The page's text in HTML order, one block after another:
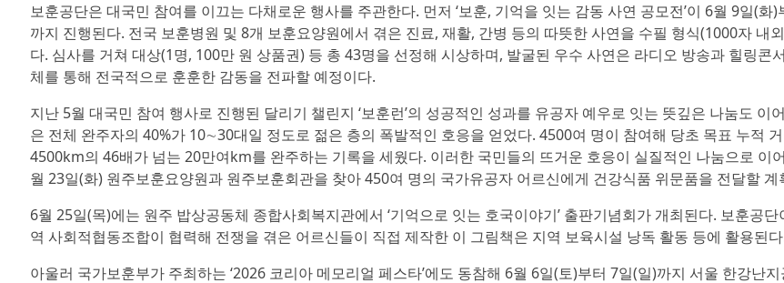
보훈공단은 대국민 참여를 이끄는 다채로운 행사를 주관한다. 먼저 ‘보훈, 기억을 잇는 감동 사연 공모전’이 6월 9일(화
까지 진행된다. 전국 보훈병원 및 8개 보훈요양원에서 겪은 진료, 재활, 간병 등의 따뜻한 사연을 수필 형식(1000자 내
다. 심사를 거쳐 대상(1명, 100만 원 상품권) 등 총 43명을 선정해 시상하며, 발굴된 우수 사연은 라디오 방송과 힐링콘
체를 통해 전국적으로 훈훈한 감동을 전파할 예정이다.
지난 5월 대국민 참여 행사로 진행된 달리기 챌린지 ‘보훈런’의 성공적인 성과를 유공자 예우로 잇는 뜻깊은 나눔도 이
은 전체 완주자의 40%가 10∼30대일 정도로 젊은 층의 폭발적인 호응을 얻었다. 4500여 명이 참여해 당초 목표 누적
4500km의 46배가 넘는 20만여km를 완주하는 기록을 세웠다. 이러한 국민들의 뜨거운 호응이 실질적인 나눔으로 이
월 23일(화) 원주보훈요양원과 원주보훈회관을 찾아 450여 명의 국가유공자 어르신에게 건강식품 위문품을 전달할 계
6월 25일(목)에는 원주 밥상공동체 종합사회복지관에서 ‘기억으로 잇는 호국이야기’ 출판기념회가 개최된다. 보훈공단
역 사회적협동조합이 협력해 전쟁을 겪은 어르신들이 직접 제작한 이 그림책은 지역 보육시설 낭독 활동 등에 활용된
아울러 국가보훈부가 주최하는 ‘2026 코리아 메모리얼 페스타’에도 동참해 6월 6일(토)부터 7일(일)까지 서울 한강난